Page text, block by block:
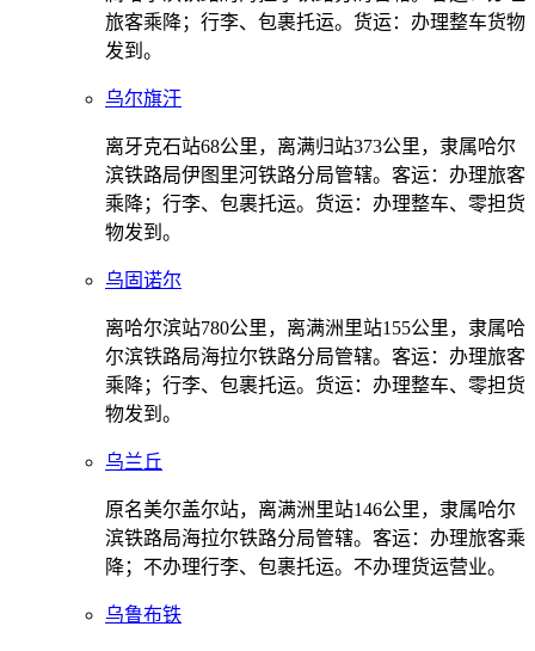
旅客乘降；行李、包裹托运。货运：办理整车货物
发到。
乌尔旗汗
离牙克石站68公里，离满归站373公里，隶属哈尔
滨铁路局伊图里河铁路分局管辖。客运：办理旅客
乘降；行李、包裹托运。货运：办理整车、零担货
物发到。
乌固诺尔
离哈尔滨站780公里，离满洲里站155公里，隶属哈
尔滨铁路局海拉尔铁路分局管辖。客运：办理旅客
乘降；行李、包裹托运。货运：办理整车、零担货
物发到。
乌兰丘
原名美尔盖尔站，离满洲里站146公里，隶属哈尔
滨铁路局海拉尔铁路分局管辖。客运：办理旅客乘
降；不办理行李、包裹托运。不办理货运营业。
乌鲁布铁